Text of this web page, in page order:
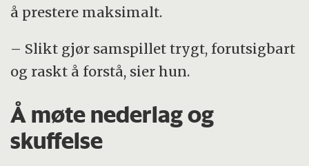
å prestere maksimalt.
– Slikt gjør samspillet trygt, forutsigbart
og raskt å forstå, sier hun.
Å møte nederlag og
skuffelse